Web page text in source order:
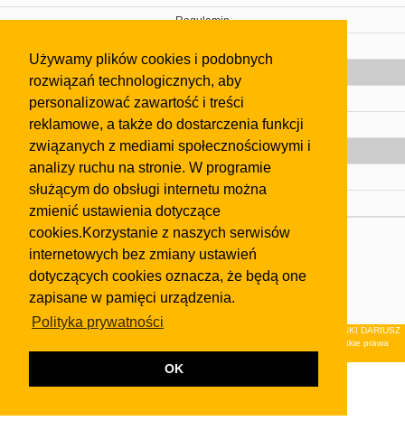
Używamy plików cookies i podobnych
rozwiązań technologicznych, aby
personalizować zawartość i treści
reklamowe, a także do dostarczenia funkcji
związanych z mediami społecznościowymi i
analizy ruchu na stronie. W programie
służącym do obsługi internetu można
zmienić ustawienia dotyczące
cookies.Korzystanie z naszych serwisów
internetowych bez zmiany ustawień
dotyczących cookies oznacza, że będą one
zapisane w pamięci urządzenia.
Polityka prywatności
OK
Regulamin
Gazeta
Olkusz
Kontakt
Strefa dla biznesu
Biura nieruchomości
Dealerzy i autokomisy
Skontaktuj się z nami
regulaminuiPolityki Prywatności.
Klauzula FB
© 2026Wydawnictwo NEON sp. z o.o. (dawniej: FIRMA NEON MAREK KLUCZEWSKI DARIUSZ
KRAWCZYK s.c.) z siedzibą w Olkuszu, ul.Żuradzka 15, 32-300 Olkusz . Wszystkie prawa